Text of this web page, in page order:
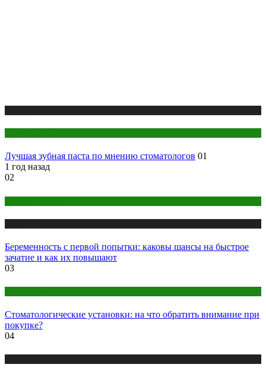
Лучшая зубная паста по мнению стоматологов 01
1 год назад
02
Беременность с первой попытки: каковы шансы на быстрое
зачатие и как их повышают
03
Стоматологические установки: на что обратить внимание при
покупке?
04